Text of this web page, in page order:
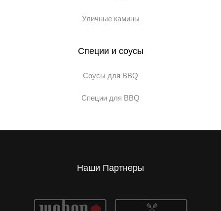
Уличные камины
Специи и соусы
Соусы для BBQ
Специи для BBQ
Наши Партнеры